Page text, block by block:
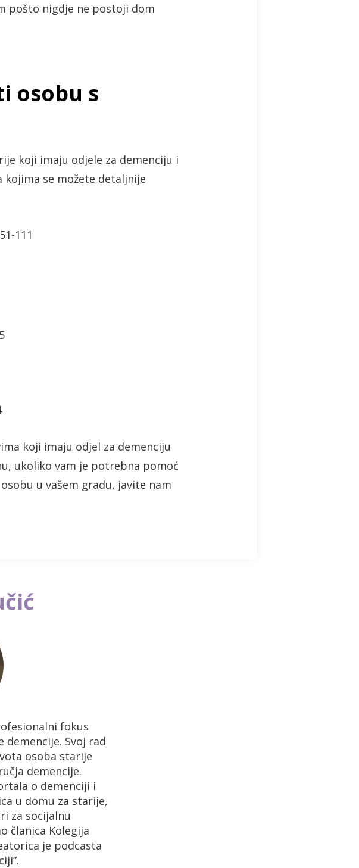
pošto nigdje ne postoji dom
osobu s
koji imaju odjele za demenciju i
se možete detaljnije
111
koji imaju odjel za demenciju
ukoliko vam je potrebna pomoć
u vašem gradu, javite nam
fokus
Svoj rad
osoba starije
demencije.
o demenciji i
u domu za starije,
za socijalnu
članica Kolegija
je podcasta